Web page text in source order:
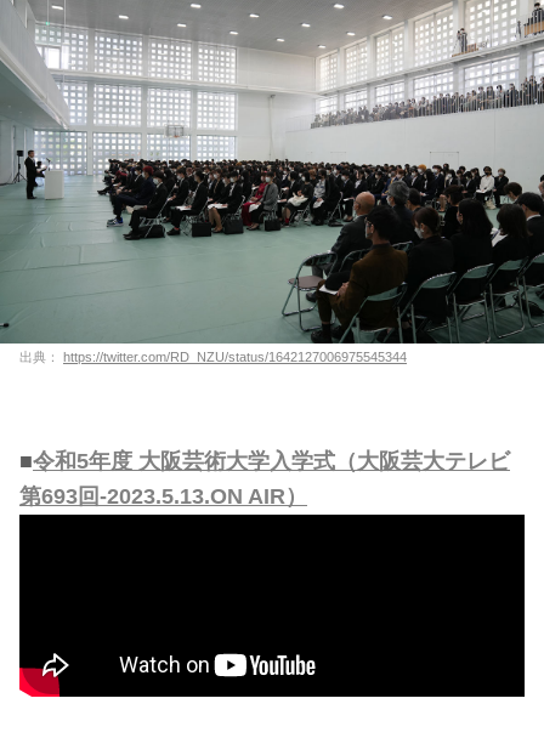
出典： https://twitter.com/RD_NZU/status/1642127006975545344
■令和5年度 大阪芸術大学入学式（大阪芸大テレビ
第693回-2023.5.13.ON AIR）